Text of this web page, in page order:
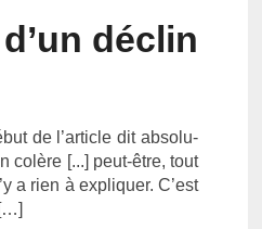
déclin
de l’ar­ticle dit ab­solu­
colère [...] peut-être, tout
a rien à ex­pliqu­er. C’est